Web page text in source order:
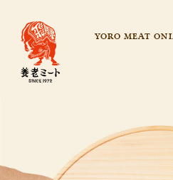
YORO MEAT